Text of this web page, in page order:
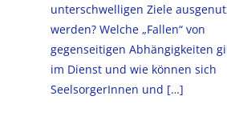
unterschwelligen Ziele
werden? Welche „Fallen“ von
gegenseitigen Abhängigkeiten
im Dienst und wie können sich
SeelsorgerInnen und […]